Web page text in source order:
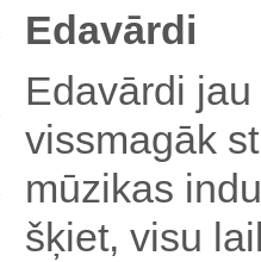
Edavārdi
Edavārdi
vissmagāk
mūzikas
šķiet, visu